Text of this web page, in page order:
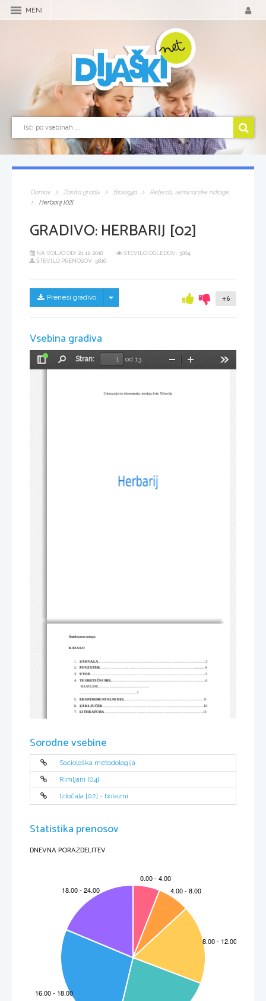
MENI
Domov Zbirka gradiv Biologija
Referati, seminarske naloge
Herbarij [02]
GRADIVO:HERBARIJ [02]
NA VOLJO OD: 21.12.2018
ŠTEVILO OGLEDOV: 3064
ŠTEVILO PRENOSOV: 5816
Prenesi gradivo Skrij/prikaži meni +6
Vsebina gradiva
Preklopi
Stran:
od 13
Pomanjšaj
Gimnazija in ekonomska srednja šola Trbovlje
Raziskovana naloga
KAZALO
1. ZAHVALA ........................................................................................3
2.
POVZETEK
..........................................................................................4
3.
UVOD ..............................................................................................5
4.
TEORETIČNI DEL
.............................................................................6
RASTLINE..........................................
...............................................7
5.
EKSPERIMENTALNI DEL
..................................................................9
6.
ZAKLJUČEK
...................................................................................10
7.
LITERATURA..................................................................................11
Raziskovana naloga
Sorodne vsebine
Sociološka metodologija
Rimljani [04]
Izločala [02] - bolezni
Statistika prenosov
DNEVNA PORAZDELITEV